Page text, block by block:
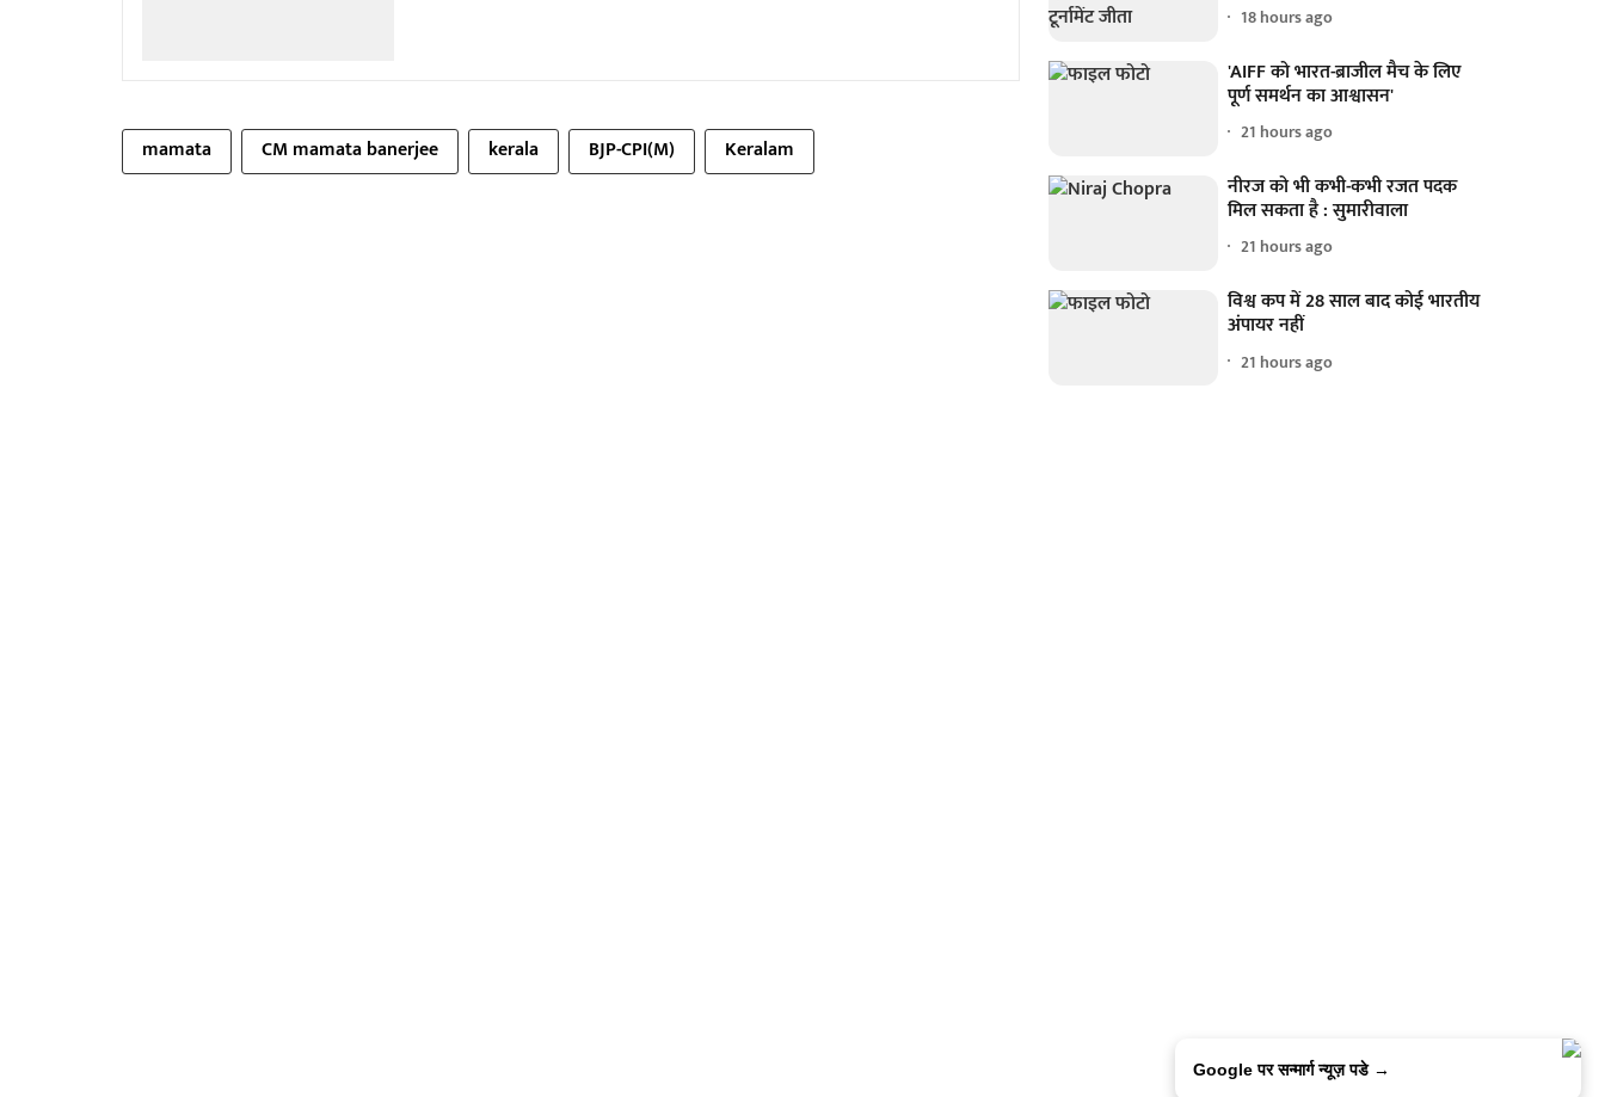
mamata CM mamata banerjee kerala BJP-CPI(M) Keralam
18 hours ago
'AIFF को भारत-ब्राजील मैच के लिए
पूर्ण समर्थन का आश्वासन'
21 hours ago
नीरज को भी कभी-कभी रजत पदक
मिल सकता है : सुमारीवाला
21 hours ago
विश्व कप में 28 साल बाद कोई भारतीय
अंपायर नहीं
21 hours ago
Google पर सन्मार्ग न्यूज़ पडे →